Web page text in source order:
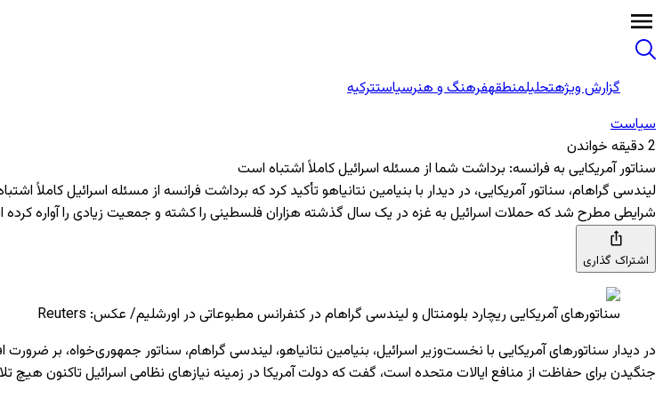
گزارش ویژهتحلیلمنطقهفرهنگ و هنرسیاستترکیه
سیاست
2 دقیقه خواندن
سناتور آمریکایی به فرانسه: برداشت شما از مسئله اسرائیل کاملاً اشتباه است
لیندسی گراهام، سناتور آمریکایی، در دیدار با بنیامین نتانیاهو تأکید کرد که برداشت فرانسه از مسئله اسرائیل
شرایطی مطرح شد که حملات اسرائیل به غزه در یک سال گذشته هزاران فلسطینی را کشته و جمعیت زیادی را آواره
اشتراک گذاری
سناتورهای آمریکایی ریچارد بلومنتال و لیندسی گراهام در کنفرانس مطبوعاتی در اورشلیم/ عکس: Reuters
در دیدار سناتورهای آمریکایی با نخست‌وزیر اسرائیل، بنیامین نتانیاهو، لیندسی گراهام، سناتور جمهوری‌خواه، بر
جنگیدن برای حفاظت از منافع ایالات متحده است، گفت که دولت آمریکا در زمینه نیازهای نظامی اسرائیل تاکنون هیچ